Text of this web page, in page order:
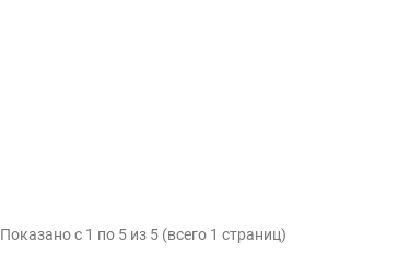
Показано с 1 по 5 из 5 (всего 1 страниц)